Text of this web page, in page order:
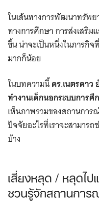
ในเส้นทางการพัฒนาทรัพ
ทางการศึกษา การส่งเสริ
ขึ้น น่าจะเป็นหนึ่งในภารกิ
มากก็น้อย
ในบทความนี้ดร.เนตรดาว
ทำงานเด็กนอกระบบการศึ
เห็นภาพรวมของสถานการ
ปัจจัยอะไรที่เราจะสามาร
บ้าง
เสี่ยงหลุด / หลุดไ
ชวนรู้จักสถานกา